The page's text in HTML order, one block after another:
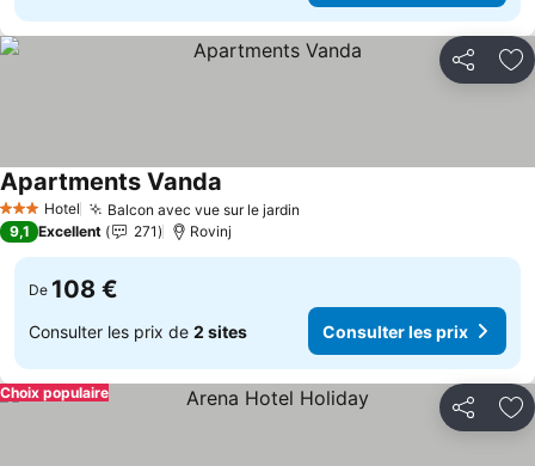
Partager
3 ÉtoilesHotel Balcon avec vue sur le jardin
Apartments Vanda
9,1 Excellent 271 Rovinj
De 108 €
Consulter les prix de 2 sites Consulter les prix
Partager
Choix populaire